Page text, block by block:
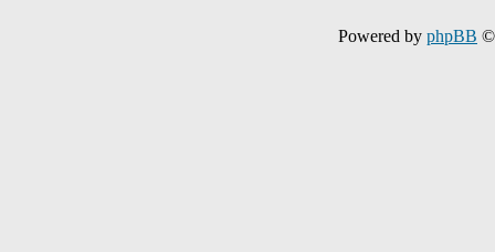
Powered by phpBB ©